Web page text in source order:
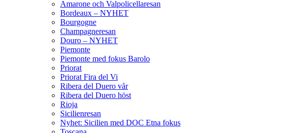
Amarone och Valpolicellaresan
Bordeaux – NYHET
Bourgogne
Champagneresan
Douro – NYHET
Piemonte
Piemonte med fokus Barolo
Priorat
Priorat Fira del Vi
Ribera del Duero vår
Ribera del Duero höst
Rioja
Sicilienresan
Nyhet: Sicilien med DOC Etna fokus